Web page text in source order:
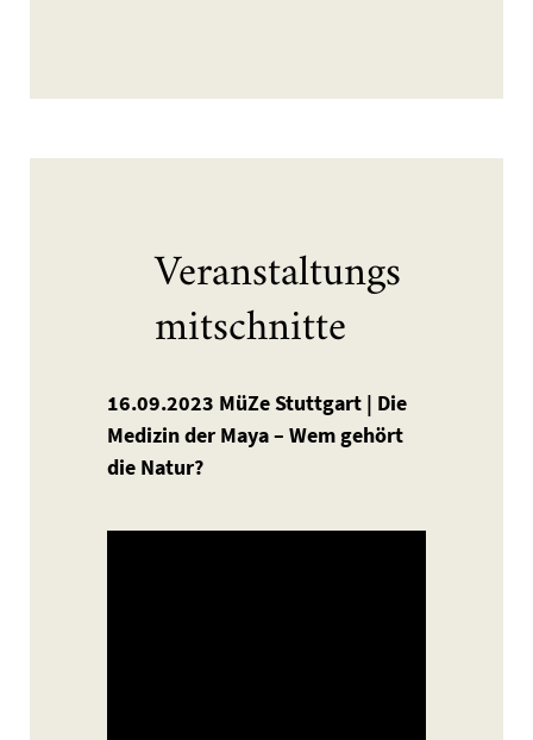
Veranstaltungs
mitschnitte
16.09.2023 MüZe Stuttgart | Die
Medizin der Maya – Wem gehört
die Natur?